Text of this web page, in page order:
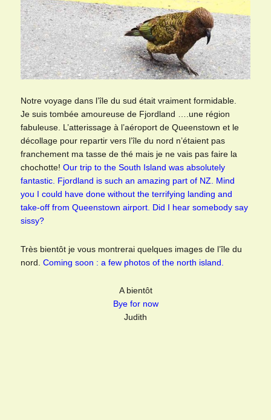
Notre voyage dans l’île du sud était vraiment formidable.
Je suis tombée amoureuse de Fjordland ….une région
fabuleuse. L’atterissage à l’aéroport de Queenstown et le
décollage pour repartir vers l’île du nord n’étaient pas
franchement ma tasse de thé mais je ne vais pas faire la
chochotte!Our trip to the South Island was absolutely
fantastic. Fjordland is such an amazing part of NZ. Mind
you I could have done without the terrifying landing and
take-off from Queenstown airport. Did I hear somebody say
sissy?
Très bientôt je vous montrerai quelques images de l’île du
nord.Coming soon : a few photos of the north island.
A bientôt
Bye for now
Judith